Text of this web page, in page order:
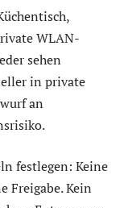
WLAN-
sehen
in private
an
festlegen: Keine
Freigabe. Kein